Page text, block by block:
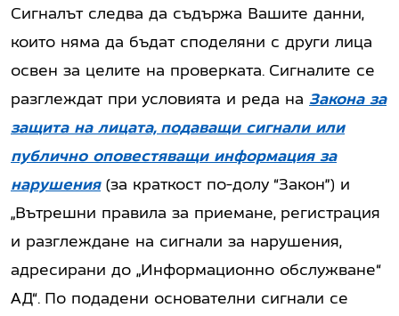
Сигналът следва да съдържа Вашите данни,
които няма да бъдат споделяни с други лица
освен за целите на проверката. Сигналите се
разглеждат при условията и реда на Закона за
защита на лицата, подаващи сигнали или
публично оповестяващи информация за
нарушения(за краткост по-долу “Закон”) и
„Вътрешни правила за приемане, регистрация
и разглеждане на сигнали за нарушения,
адресирани до „Информационно обслужване“
АД“. По подадени основателни сигнали се